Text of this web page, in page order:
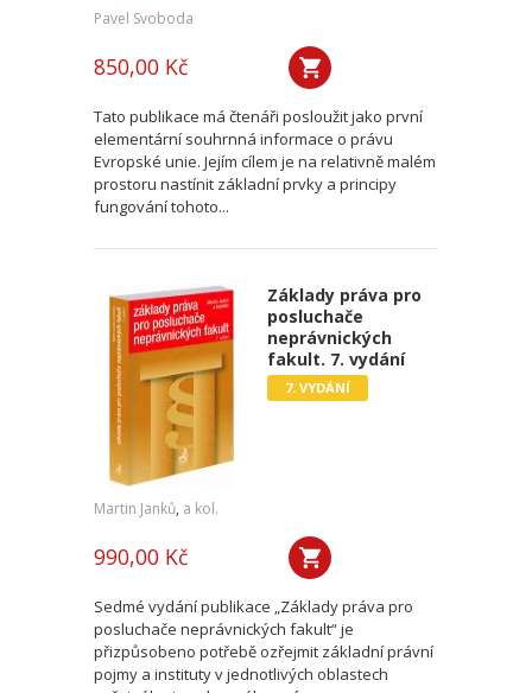
Pavel Svoboda
850,00 Kč
Tato publikace má čtenáři posloužit jako první
elementární souhrnná informace o právu
Evropské unie. Jejím cílem je na relativně malém
prostoru nastínit základní prvky a principy
fungování tohoto...
Základy práva pro
posluchače
neprávnických
fakult. 7. vydání
7. VYDÁNÍ
Martin Janků, a kol.
990,00 Kč
Sedmé vydání publikace „Základy práva pro
posluchače neprávnických fakult“ je
přizpůsobeno potřebě ozřejmit základní právní
pojmy a instituty v jednotlivých oblastech